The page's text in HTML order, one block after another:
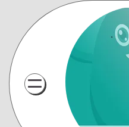
content